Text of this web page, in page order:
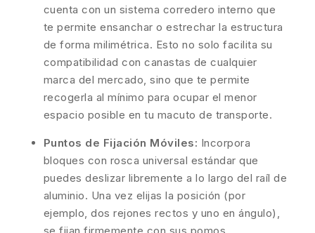
cuenta con un sistema corredero interno que
te permite ensanchar o estrechar la estructura
de forma milimétrica. Esto no solo facilita su
compatibilidad con canastas de cualquier
marca del mercado, sino que te permite
recogerla al mínimo para ocupar el menor
espacio posible en tu macuto de transporte.
Puntos de Fijación Móviles: Incorpora
bloques con rosca universal estándar que
puedes deslizar libremente a lo largo del raíl de
aluminio. Una vez elijas la posición (por
ejemplo, dos rejones rectos y uno en ángulo),